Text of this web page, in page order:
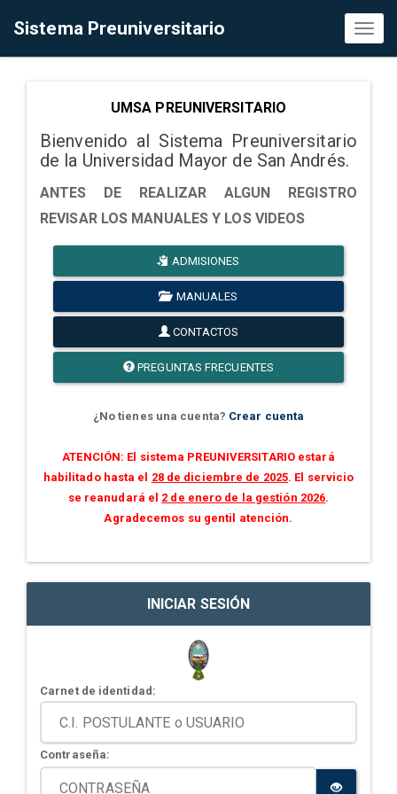
Sistema Preuniversitario
UMSA PREUNIVERSITARIO
Bienvenido al Sistema Preuniversitario
de la Universidad Mayor de San Andrés.
ANTES DE REALIZAR ALGUN REGISTRO
REVISAR LOS MANUALES Y LOS VIDEOS
ADMISIONES
MANUALES
CONTACTOS
PREGUNTAS FRECUENTES
¿No tienes una cuenta? Crear cuenta
ATENCIÓN: El sistema PREUNIVERSITARIO estará
habilitado hasta el 28 de diciembre de 2025. El servicio
se reanudará el 2 de enero de la gestión 2026.
Agradecemos su gentil atención.
INICIAR SESIÓN
Carnet de identidad:
Contraseña: